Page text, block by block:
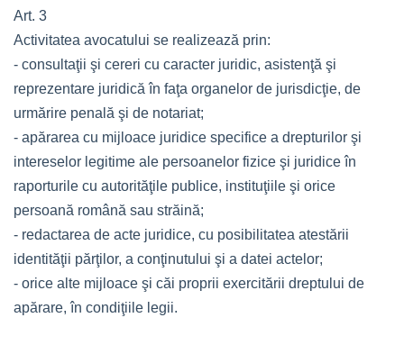
Art. 3
Activitatea avocatului se realizează prin:
- consultaţii şi cereri cu caracter juridic, asistenţă şi
reprezentare juridică în faţa organelor de jurisdicţie, de
urmărire penală şi de notariat;
- apărarea cu mijloace juridice specifice a drepturilor şi
intereselor legitime ale persoanelor fizice şi juridice în
raporturile cu autorităţile publice, instituţiile şi orice
persoană română sau străină;
- redactarea de acte juridice, cu posibilitatea atestării
identităţii părţilor, a conţinutului şi a datei actelor;
- orice alte mijloace şi căi proprii exercitării dreptului de
apărare, în condiţiile legii.